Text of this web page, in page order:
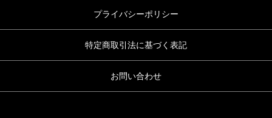
プライバシーポリシー
特定商取引法に基づく表記
お問い合わせ